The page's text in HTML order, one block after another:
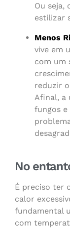
Ou seja,
estilizar
Menos
vive em
com um
reduzir
Afinal, a
fungos e
No
É preciso ter
calor
fundamental
com